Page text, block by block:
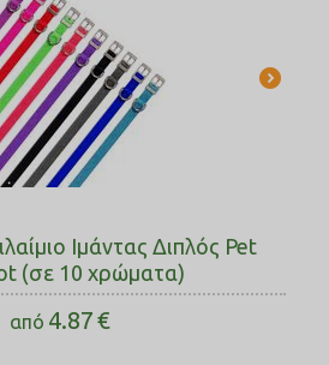
Ιμάντας Διπλός Pet
(σε 10 χρώματα)
από 4.87€